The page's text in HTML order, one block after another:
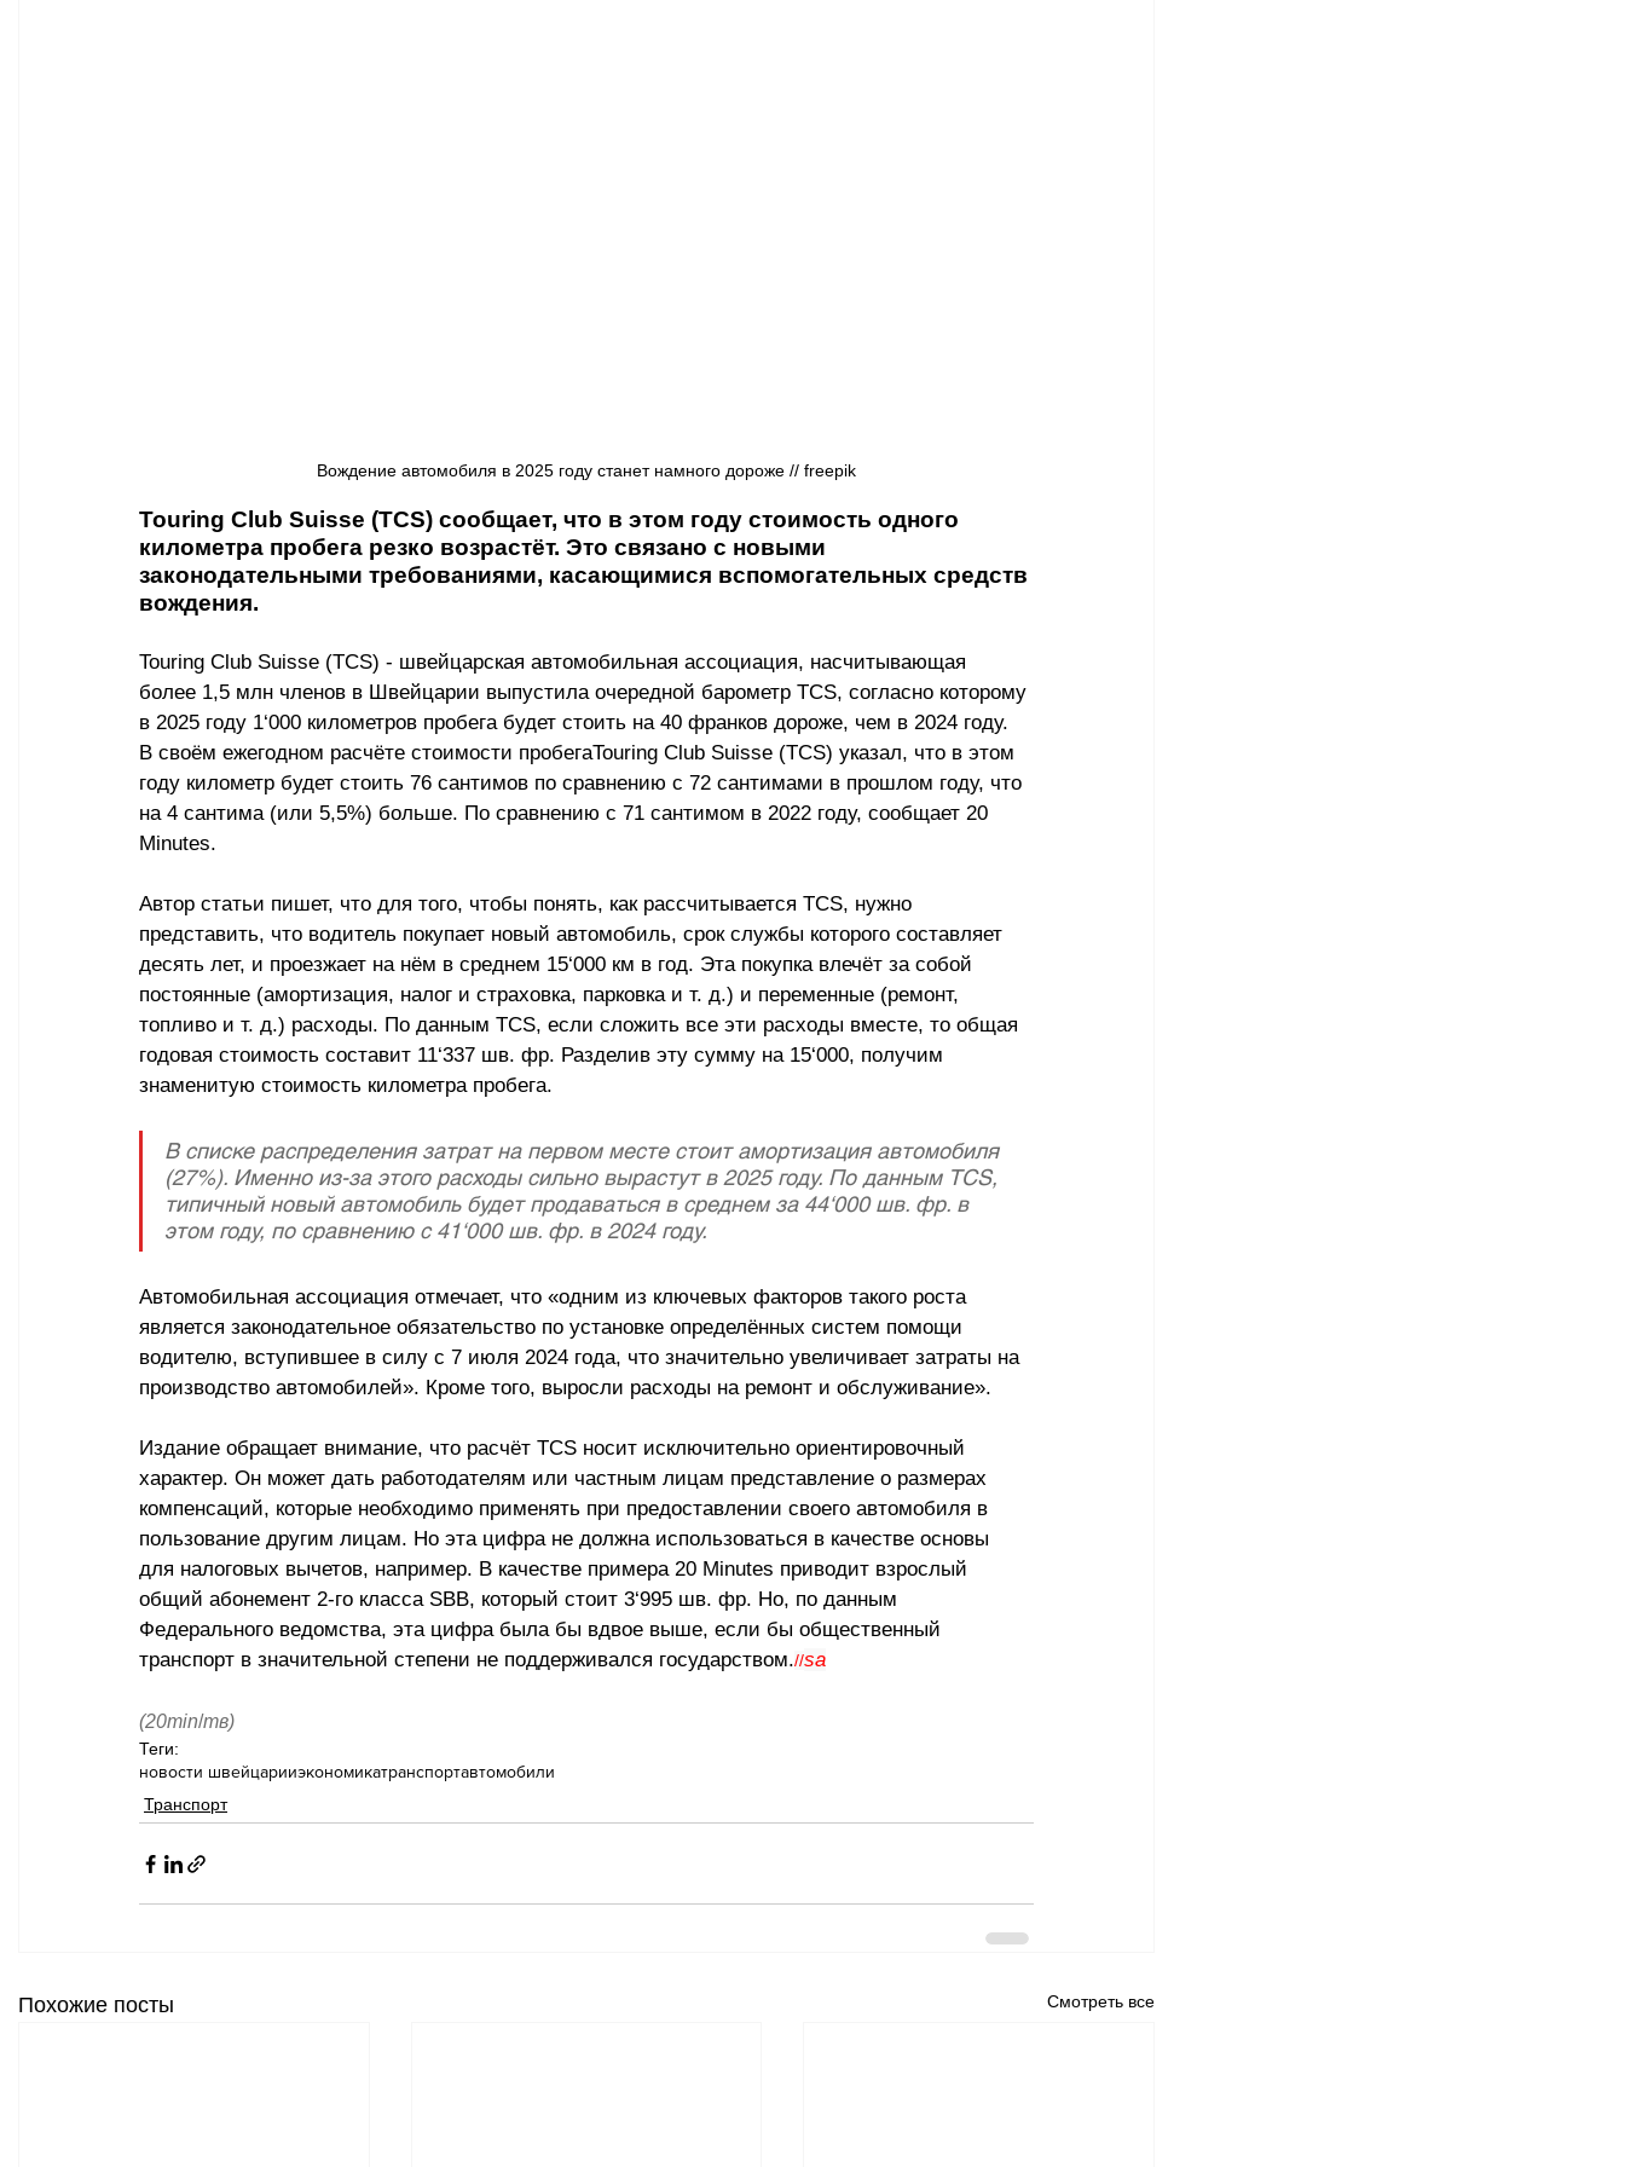
Вождение автомобиля в 2025 году станет намного дороже // freepik
Touring Club Suisse (TCS) сообщает, что в этом году стоимость одного
километра пробега резко возрастёт. Это связано с новыми
законодательными требованиями, касающимися вспомогательных средств
вождения.
Touring Club Suisse (TCS) - швейцарская автомобильная ассоциация, насчитывающая
более 1,5 млн членов в Швейцарии выпустила очередной барометр TCS, согласно которому
в 2025 году 1‘000 километров пробега будет стоить на 40 франков дороже, чем в 2024 году.
В своём ежегодном расчёте стоимости пробегаTouring Club Suisse (TCS) указал, что в этом
году километр будет стоить 76 сантимов по сравнению с 72 сантимами в прошлом году, что
на 4 сантима (или 5,5%) больше. По сравнению с 71 сантимом в 2022 году, сообщает 20
Minutes.
Автор статьи пишет, что для того, чтобы понять, как рассчитывается TCS, нужно
представить, что водитель покупает новый автомобиль, срок службы которого составляет
десять лет, и проезжает на нём в среднем 15‘000 км в год. Эта покупка влечёт за собой
постоянные (амортизация, налог и страховка, парковка и т. д.) и переменные (ремонт,
топливо и т. д.) расходы. По данным TCS, если сложить все эти расходы вместе, то общая
годовая стоимость составит 11‘337 шв. фр. Разделив эту сумму на 15‘000, получим
знаменитую стоимость километра пробега.
В списке распределения затрат на первом месте стоит амортизация автомобиля
(27%). Именно из-за этого расходы сильно вырастут в 2025 году. По данным TCS,
типичный новый автомобиль будет продаваться в среднем за 44‘000 шв. фр. в
этом году, по сравнению с 41‘000 шв. фр. в 2024 году.
Автомобильная ассоциация отмечает, что «одним из ключевых факторов такого роста
является законодательное обязательство по установке определённых систем помощи
водителю, вступившее в силу с 7 июля 2024 года, что значительно увеличивает затраты на
производство автомобилей». Кроме того, выросли расходы на ремонт и обслуживание».
Издание обращает внимание, что расчёт TCS носит исключительно ориентировочный
характер. Он может дать работодателям или частным лицам представление о размерах
компенсаций, которые необходимо применять при предоставлении своего автомобиля в
пользование другим лицам. Но эта цифра не должна использоваться в качестве основы
для налоговых вычетов, например. В качестве примера 20 Minutes приводит взрослый
общий абонемент 2-го класса SBB, который стоит 3‘995 шв. фр. Но, по данным
Федерального ведомства, эта цифра была бы вдвое выше, если бы общественный
транспорт в значительной степени не поддерживался государством.//sa
(20min/тв)
Теги:
новости швейцарииэкономикатранспортавтомобили
Транспорт
Похожие посты Смотреть все